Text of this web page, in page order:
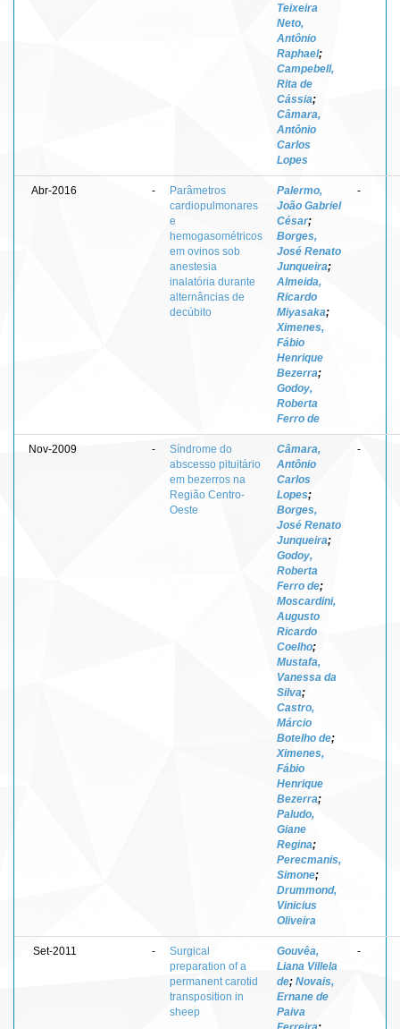
Teixeira
Neto,
Antônio
Raphael;
Campebell,
Rita de
Cássia;
Câmara,
Antônio
Carlos
Lopes
Abr-2016 -
Parâmetros
cardiopulmonares
e
hemogasométricos
em ovinos sob
anestesia
inalatória durante
alternâncias de
decúbito
Palermo,
João Gabriel
César;
Borges,
José Renato
Junqueira;
Almeida,
Ricardo
Miyasaka;
Ximenes,
Fábio
Henrique
Bezerra;
Godoy,
Roberta
Ferro de
-
Nov-2009 -
Síndrome do
abscesso pituitário
em bezerros na
Região Centro-
Oeste
Câmara,
Antônio
Carlos
Lopes;
Borges,
José Renato
Junqueira;
Godoy,
Roberta
Ferro de;
Moscardini,
Augusto
Ricardo
Coelho;
Mustafa,
Vanessa da
Silva;
Castro,
Márcio
Botelho de;
Ximenes,
Fábio
Henrique
Bezerra;
Paludo,
Giane
Regina;
Perecmanis,
Simone;
Drummond,
Vinicius
Oliveira
-
Set-2011 -
Surgical
preparation of a
permanent carotid
transposition in
sheep
Gouvêa,
Liana Villela
de; Novais,
Ernane de
Paiva
-